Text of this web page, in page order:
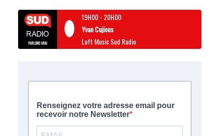
19H00- 20H00
Yvan Cujious
Loft Music Sud Radio